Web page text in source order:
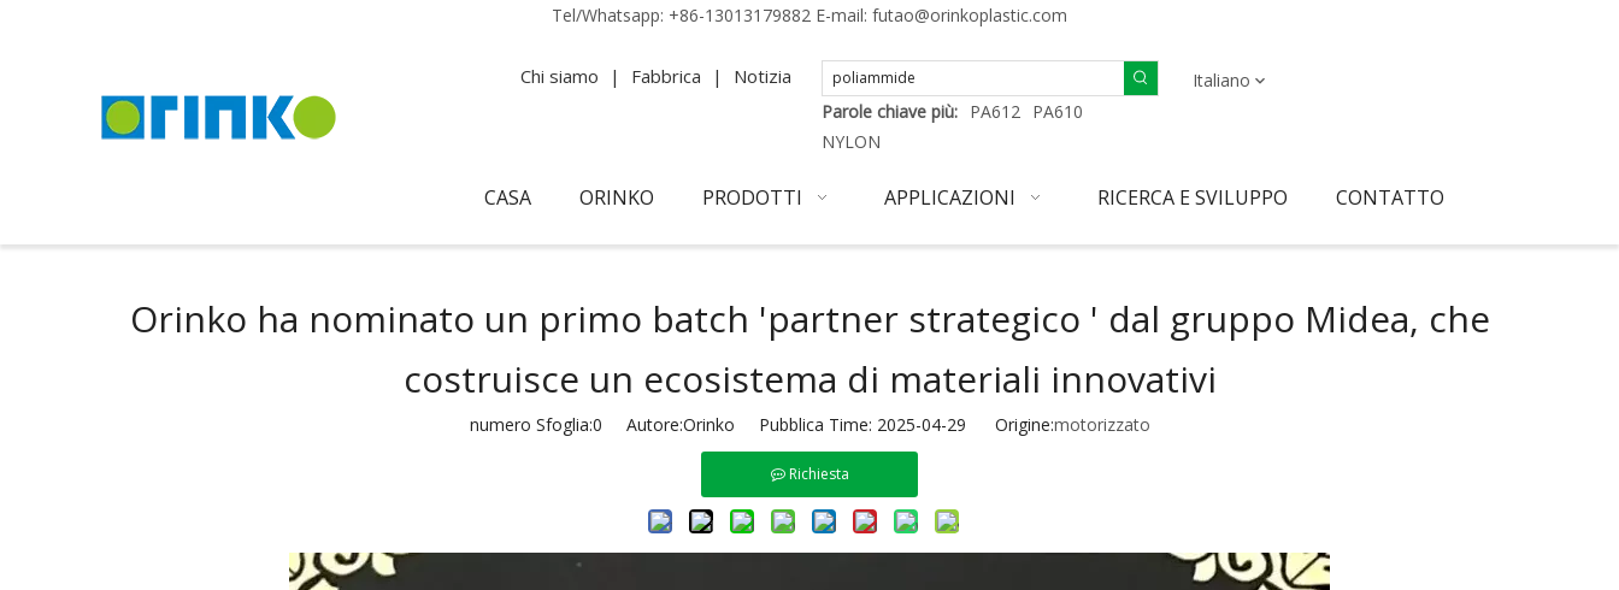
Tel/Whatsapp: +86-13013179882 E-mail: futao@orinkoplastic.com
Chi siamo | Fabbrica | Notizia
Parole chiave più: PA612 PA610
NYLON
Italiano
CASA ORINKO PRODOTTI APPLICAZIONI RICERCA E SVILUPPO CONTATTO
Orinko ha nominato un primo batch 'partner strategico ' dal gruppo Midea, che
costruisce un ecosistema di materiali innovativi
numero Sfoglia:0 Autore:Orinko Pubblica Time: 2025-04-29 Origine:motorizzato
Richiesta